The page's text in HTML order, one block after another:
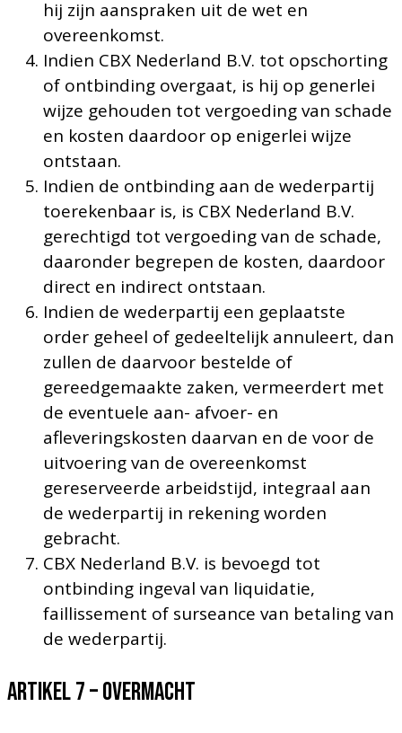
hij zijn aanspraken uit de wet en
overeenkomst.
Indien CBX Nederland B.V. tot opschorting
of ontbinding overgaat, is hij op generlei
wijze gehouden tot vergoeding van schade
en kosten daardoor op enigerlei wijze
ontstaan.
Indien de ontbinding aan de wederpartij
toerekenbaar is, is CBX Nederland B.V.
gerechtigd tot vergoeding van de schade,
daaronder begrepen de kosten, daardoor
direct en indirect ontstaan.
Indien de wederpartij een geplaatste
order geheel of gedeeltelijk annuleert, dan
zullen de daarvoor bestelde of
gereedgemaakte zaken, vermeerdert met
de eventuele aan- afvoer- en
afleveringskosten daarvan en de voor de
uitvoering van de overeenkomst
gereserveerde arbeidstijd, integraal aan
de wederpartij in rekening worden
gebracht.
CBX Nederland B.V. is bevoegd tot
ontbinding ingeval van liquidatie,
faillissement of surseance van betaling van
de wederpartij.
Artikel 7 – OVERMACHT